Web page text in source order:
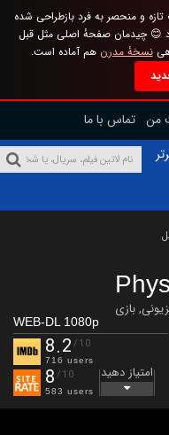
و منحصر به فرد بازطراحی شده
😊 چیدمان صفحهٔ اصلی مثل قبل
نسخهٔ مدرن هم آماده است.
من تماس با ما
,بازی
WEB-DL 1080p
8.2 /10
716 users
8 /10
583 users
امتیاز دهید